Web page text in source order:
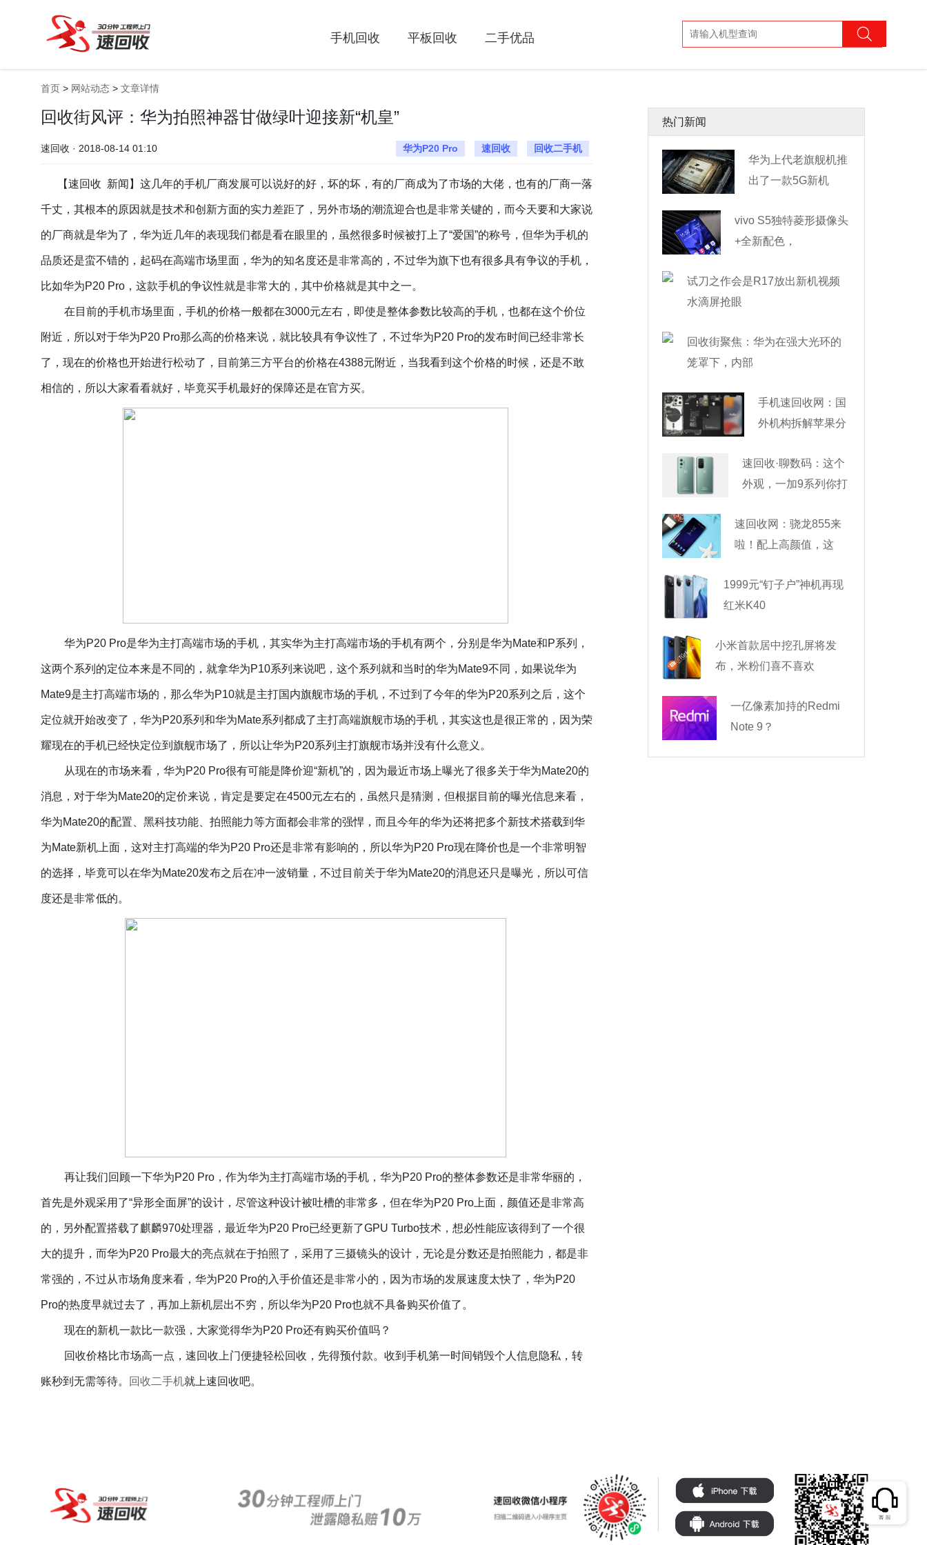
手机回收 平板回收 二手优品
首页 > 网站动态 > 文章详情
回收街风评：华为拍照神器甘做绿叶迎接新“机皇”
速回收 · 2018-08-14 01:10 华为P20 Pro 速回收 回收二手机
【速回收 新闻】这几年的手机厂商发展可以说好的好，坏的坏，有的厂商成为了市场的大佬，也有的厂商一落
千丈，其根本的原因就是技术和创新方面的实力差距了，另外市场的潮流迎合也是非常关键的，而今天要和大家说
的厂商就是华为了，华为近几年的表现我们都是看在眼里的，虽然很多时候被打上了“爱国”的称号，但华为手机的
品质还是蛮不错的，起码在高端市场里面，华为的知名度还是非常高的，不过华为旗下也有很多具有争议的手机，
比如华为P20 Pro，这款手机的争议性就是非常大的，其中价格就是其中之一。
在目前的手机市场里面，手机的价格一般都在3000元左右，即使是整体参数比较高的手机，也都在这个价位
附近，所以对于华为P20 Pro那么高的价格来说，就比较具有争议性了，不过华为P20 Pro的发布时间已经非常长
了，现在的价格也开始进行松动了，目前第三方平台的价格在4388元附近，当我看到这个价格的时候，还是不敢
相信的，所以大家看看就好，毕竟买手机最好的保障还是在官方买。
华为P20 Pro是华为主打高端市场的手机，其实华为主打高端市场的手机有两个，分别是华为Mate和P系列，
这两个系列的定位本来是不同的，就拿华为P10系列来说吧，这个系列就和当时的华为Mate9不同，如果说华为
Mate9是主打高端市场的，那么华为P10就是主打国内旗舰市场的手机，不过到了今年的华为P20系列之后，这个
定位就开始改变了，华为P20系列和华为Mate系列都成了主打高端旗舰市场的手机，其实这也是很正常的，因为荣
耀现在的手机已经快定位到旗舰市场了，所以让华为P20系列主打旗舰市场并没有什么意义。
从现在的市场来看，华为P20 Pro很有可能是降价迎“新机”的，因为最近市场上曝光了很多关于华为Mate20的
消息，对于华为Mate20的定价来说，肯定是要定在4500元左右的，虽然只是猜测，但根据目前的曝光信息来看，
华为Mate20的配置、黑科技功能、拍照能力等方面都会非常的强悍，而且今年的华为还将把多个新技术搭载到华
为Mate新机上面，这对主打高端的华为P20 Pro还是非常有影响的，所以华为P20 Pro现在降价也是一个非常明智
的选择，毕竟可以在华为Mate20发布之后在冲一波销量，不过目前关于华为Mate20的消息还只是曝光，所以可信
度还是非常低的。
再让我们回顾一下华为P20 Pro，作为华为主打高端市场的手机，华为P20 Pro的整体参数还是非常华丽的，
首先是外观采用了“异形全面屏”的设计，尽管这种设计被吐槽的非常多，但在华为P20 Pro上面，颜值还是非常高
的，另外配置搭载了麒麟970处理器，最近华为P20 Pro已经更新了GPU Turbo技术，想必性能应该得到了一个很
大的提升，而华为P20 Pro最大的亮点就在于拍照了，采用了三摄镜头的设计，无论是分数还是拍照能力，都是非
常强的，不过从市场角度来看，华为P20 Pro的入手价值还是非常小的，因为市场的发展速度太快了，华为P20
Pro的热度早就过去了，再加上新机层出不穷，所以华为P20 Pro也就不具备购买价值了。
现在的新机一款比一款强，大家觉得华为P20 Pro还有购买价值吗？
回收价格比市场高一点，速回收上门便捷轻松回收，先得预付款。收到手机第一时间销毁个人信息隐私，转
账秒到无需等待。 回收二手机就上速回收吧。
热门新闻
华为上代老旗舰机推
出了一款5G新机
vivo S5独特菱形摄像头
+全新配色，
试刀之作会是R17放出新机视频
水滴屏抢眼
回收街聚焦：华为在强大光环的
笼罩下，内部
手机速回收网：国
外机构拆解苹果分
速回收·聊数码：这个
外观，一加9系列你打
速回收网：骁龙855来
啦！配上高颜值，这
1999元“钉子户”神机再现
红米K40
小米首款居中挖孔屏将发
布，米粉们喜不喜欢
一亿像素加持的Redmi
Note 9？